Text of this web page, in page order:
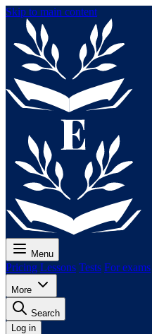
Skip to main content
Menu
Pricing Lessons Tests For exams
More
Search
Log in